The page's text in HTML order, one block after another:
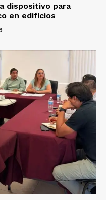
dispositivo para
en edificios